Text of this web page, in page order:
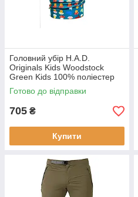
Головний убір H.A.D.
Originals Kids Woodstock
Green Kids 100% поліестер
розмір 49 х 23 см легкий для
активних дітей
Готово до відправки
705 ₴
Купити